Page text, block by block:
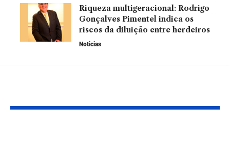
Riqueza multigeracional: Rodrigo
Gonçalves Pimentel indica os
riscos da diluição entre herdeiros
Noticias